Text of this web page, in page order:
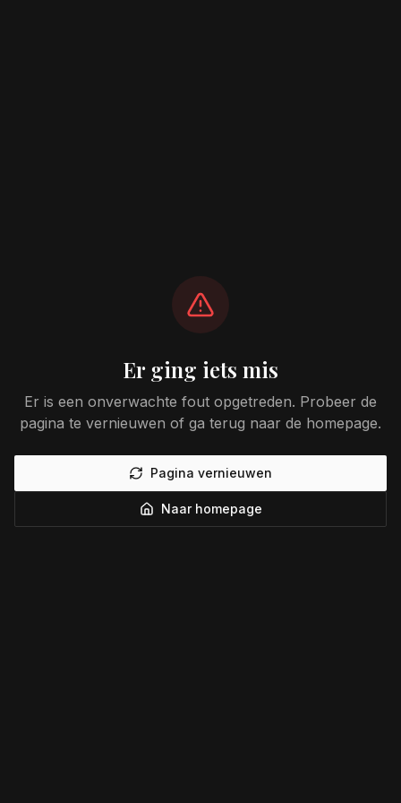
Er ging iets mis
Er is een onverwachte fout opgetreden. Probeer de
pagina te vernieuwen of ga terug naar de homepage.
Pagina vernieuwen
Naar homepage